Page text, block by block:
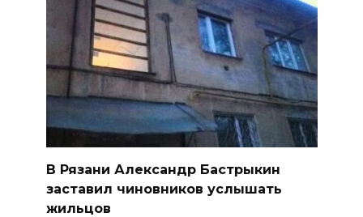
В Рязани Александр Бастрыкин
заставил чиновников услышать
жильцов